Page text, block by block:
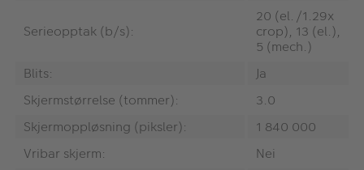
Serieopptak (b/s):
20 (el./1.29x
crop), 13 (el.),
5 (mech.)
Blits:
Ja
Skjermstørrelse (tommer):
3.0
Skjermoppløsning (piksler):
1 840 000
Vribar skjerm:
Nei